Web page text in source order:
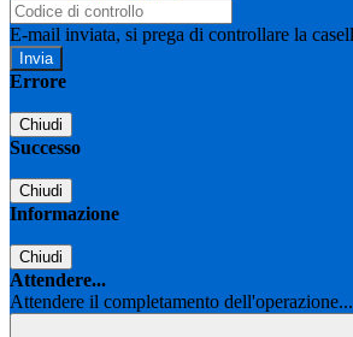
E-mail inviata, si prega di controllare la
Errore
Chiudi
Successo
Chiudi
Informazione
Chiudi
Attendere...
Attendere il completamento dell'operazione...